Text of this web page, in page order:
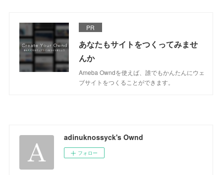
PR
あなたもサイトをつくってみませ
んか
Ameba Owndを使えば、誰でもかんたんにウェ
ブサイトをつくることができます。
adinuknossyck's Ownd
フォロー